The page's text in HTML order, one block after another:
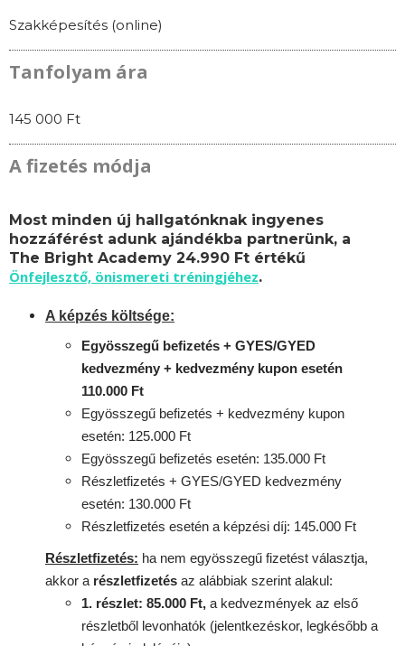
Szakképesítés (online)
Tanfolyam ára
145 000 Ft
A fizetés módja
Most minden új hallgatónknak ingyenes
hozzáférést adunk ajándékba partnerünk, a
The Bright Academy 24.990 Ft értékű
Önfejlesztő, önismereti tréningjéhez.
A képzés költsége:
Egyösszegű befizetés + GYES/GYED
kedvezmény + kedvezmény kupon esetén
110.000 Ft
Egyösszegű befizetés + kedvezmény kupon
esetén: 125.000 Ft
Egyösszegű befizetés esetén: 135.000 Ft
Részletfizetés + GYES/GYED kedvezmény
esetén: 130.000 Ft
Részletfizetés esetén a képzési díj: 145.000 Ft
Részletfizetés: ha nem egyösszegű fizetést választja,
akkor a részletfizetés az alábbiak szerint alakul:
1. részlet: 85.000 Ft, a kedvezmények az első
részletből levonhatók (jelentkezéskor, legkésőbb a